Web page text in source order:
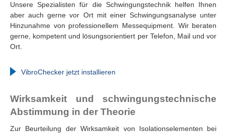
Unsere Spezialisten für die Schwingungstechnik helfen Ihnen
aber auch gerne vor Ort mit einer Schwingungsanalyse unter
Hinzunahme von professionellem Messequipment. Wir beraten
gerne, kompetent und lösungsorientiert per Telefon, Mail und vor
Ort.
VibroChecker jetzt installieren
Wirksamkeit und schwingungstechnische
Abstimmung in der Theorie
Zur Beurteilung der Wirksamkeit von Isolationselementen bei